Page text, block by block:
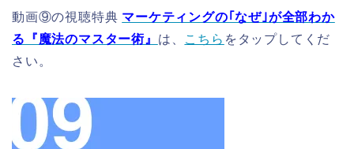
動画⑨の視聴特典 マーケティングの｢なぜ｣が全部わか
る『魔法のマスター術』 は、 こちら をタップしてくだ
さい。